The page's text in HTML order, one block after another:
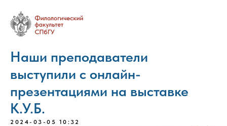
Наши преподаватели
выступили с онлайн-
презентациями на выставке
К.У.Б.
2024-03-05 10:32